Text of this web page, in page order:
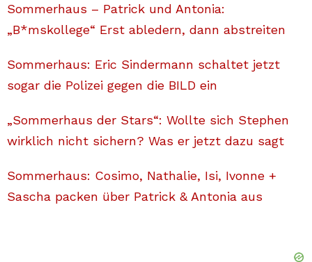
Sommerhaus – Patrick und Antonia:
„B*mskollege“ Erst abledern, dann abstreiten
Sommerhaus: Eric Sindermann schaltet jetzt
sogar die Polizei gegen die BILD ein
„Sommerhaus der Stars“: Wollte sich Stephen
wirklich nicht sichern? Was er jetzt dazu sagt
Sommerhaus: Cosimo, Nathalie, Isi, Ivonne +
Sascha packen über Patrick & Antonia aus